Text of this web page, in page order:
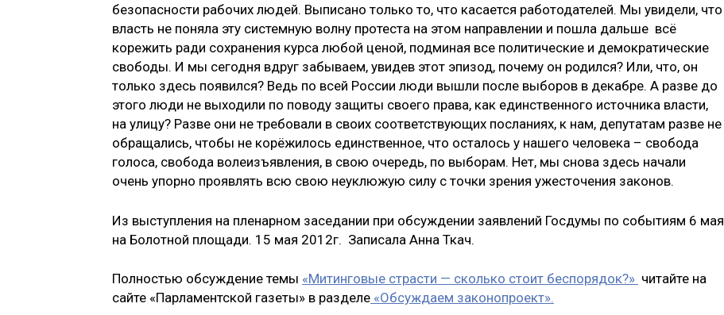
безопасности рабочих людей. Выписано только то, что касается работодателей. Мы увидели, что
власть не поняла эту системную волну протеста на этом направлении и пошла дальше всё
корежить ради сохранения курса любой ценой, подминая все политические и демократические
свободы. И мы сегодня вдруг забываем, увидев этот эпизод, почему он родился? Или, что, он
только здесь появился? Ведь по всей России люди вышли после выборов в декабре. А разве до
этого люди не выходили по поводу защиты своего права, как единственного источника власти,
на улицу? Разве они не требовали в своих соответствующих посланиях, к нам, депутатам разве не
обращались, чтобы не корёжилось единственное, что осталось у нашего человека – свобода
голоса, свобода волеизъявления, в свою очередь, по выборам. Нет, мы снова здесь начали
очень упорно проявлять всю свою неуклюжую силу с точки зрения ужесточения законов.
Из выступления на пленарном заседании при обсуждении заявлений Госдумы по событиям 6 мая
на Болотной площади. 15 мая 2012г. Записала Анна Ткач.
Полностью обсуждение темы «Митинговые страсти — сколько стоит беспорядок?» читайте на
сайте «Парламентской газеты» в разделе «Обсуждаем законопроект».